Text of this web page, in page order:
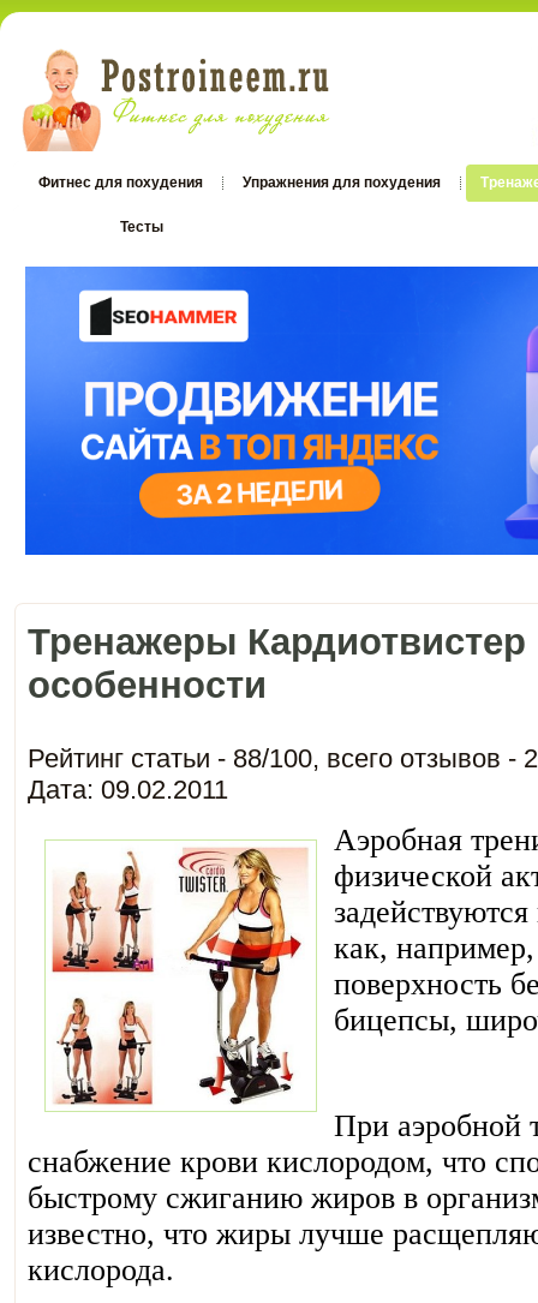
Фитнес для похудения Упражнения для похудения
Тесты
Тренажеры
особенности
Рейтинг статьи - 88/100, всего отзывов -
Дата: 09.02.2011
Аэробная
физической
как,
поверхность
бицепсы,
При аэробной
снабжение крови кислородом, что
быстрому сжиганию жиров в
известно, что жиры лучше
кислорода.